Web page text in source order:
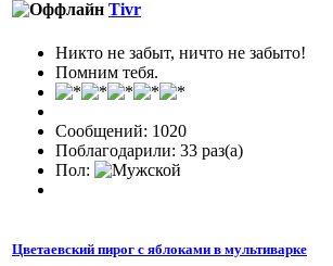
Tivr
Никто не забыт, ничто не забыто!
Помним тебя.
Сообщений: 1020
Поблагодарили: 33 раз(а)
Пол:
Цветаевский пирог с яблоками в мультиварке